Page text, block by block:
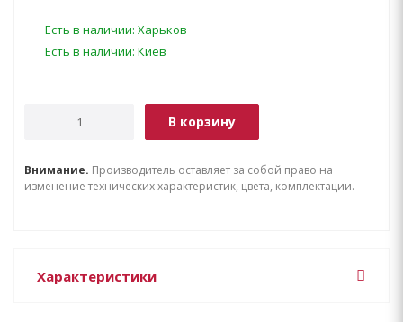
Есть в наличии: Харьков
Есть в наличии: Киев
В корзину
Внимание. Производитель оставляет за собой право на
изменение технических характеристик, цвета, комплектации.
Характеристики